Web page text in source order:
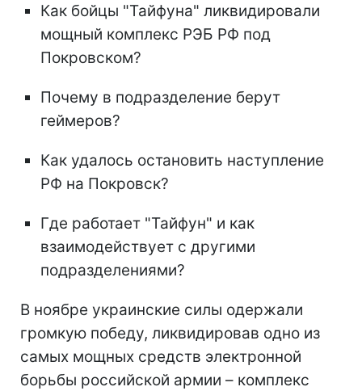
Как бойцы "Тайфуна" ликвидировали
мощный комплекс РЭБ РФ под
Покровском?
Почему в подразделение берут
геймеров?
Как удалось остановить наступление
РФ на Покровск?
Где работает "Тайфун" и как
взаимодействует с другими
подразделениями?
В ноябре украинские силы одержали
громкую победу, ликвидировав одно из
самых мощных средств электронной
борьбы российской армии – комплекс